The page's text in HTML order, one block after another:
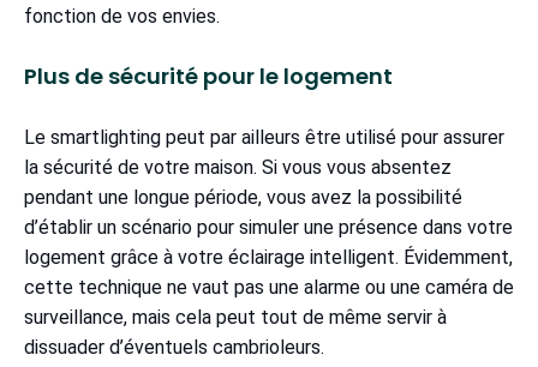
fonction de vos envies.
Plus de sécurité pour le logement
Le smartlighting peut par ailleurs être utilisé pour assurer
la sécurité de votre maison. Si vous vous absentez
pendant une longue période, vous avez la possibilité
d’établir un scénario pour simuler une présence dans votre
logement grâce à votre éclairage intelligent. Évidemment,
cette technique ne vaut pas une alarme ou une caméra de
surveillance, mais cela peut tout de même servir à
dissuader d’éventuels cambrioleurs.